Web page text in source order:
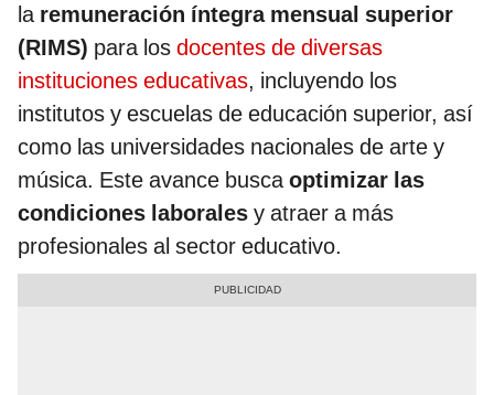
laremuneración íntegra mensual superior
(RIMS) para los docentes de diversas
instituciones educativas, incluyendo los
institutos y escuelas de educación superior, así
como las universidades nacionales de arte y
música. Este avance buscaoptimizar las
condiciones laborales y atraer a más
profesionales al sector educativo.